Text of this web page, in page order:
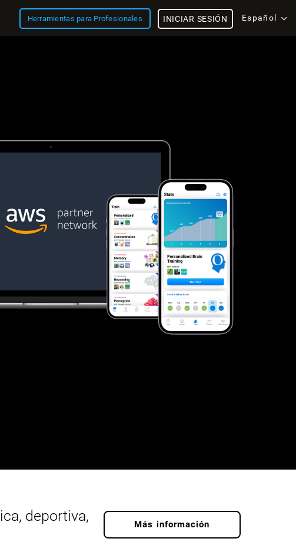
Herramientas para Profesionales Español
INICIAR SESIÓN
deportiva,
Más información